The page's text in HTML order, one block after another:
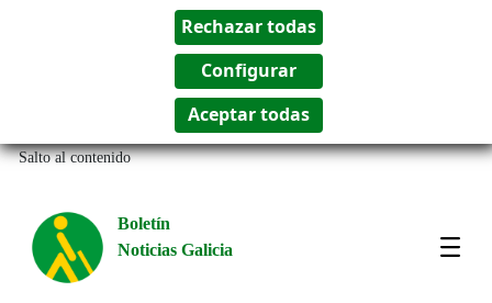
Salto al contenido
Boletín
Noticias Galicia